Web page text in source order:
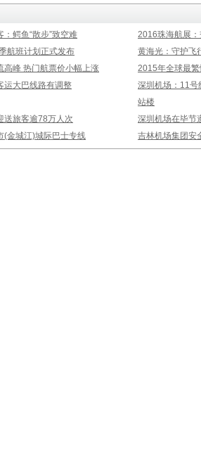
鳄鱼“散步”致空难
2016珠海航展
航班计划正式发布
黄海光：守护飞
高峰 热门航票价小幅上涨
2015年全球最
运大巴线路有调整
深圳机场：11号
站楼
送旅客逾78万人次
深圳机场在毕节
(金城江)城际巴士专线
吉林机场集团安